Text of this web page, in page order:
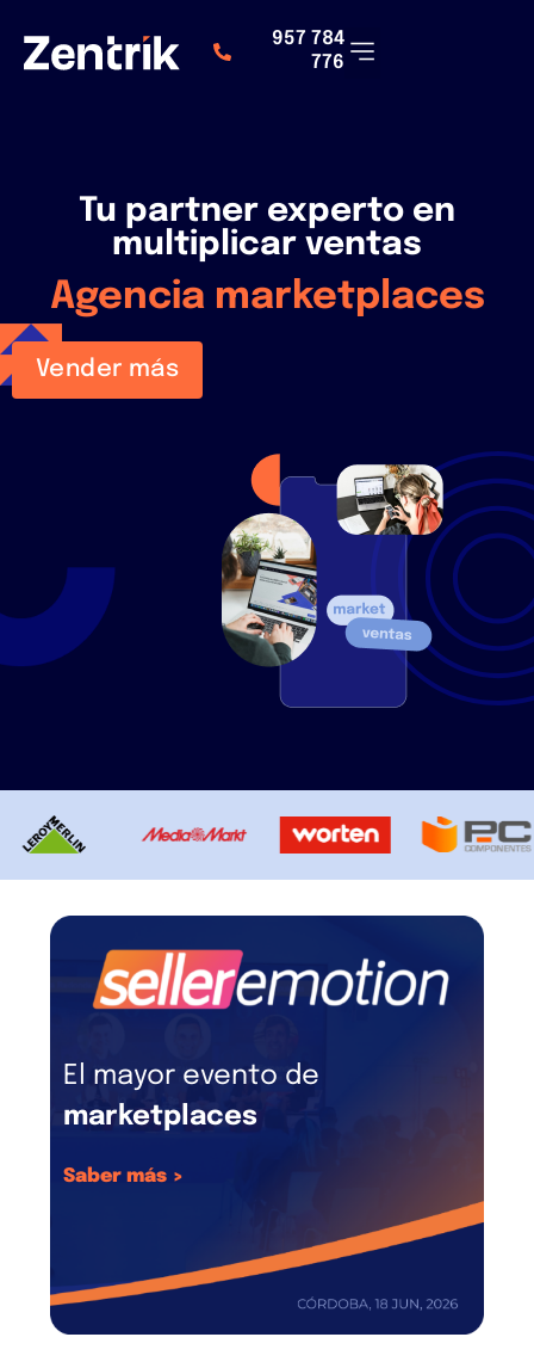
957 784
776
Tu partner experto en
multiplicar ventas
Agencia marketplaces
Vender más
El mayor evento de
marketplaces
Saber más >